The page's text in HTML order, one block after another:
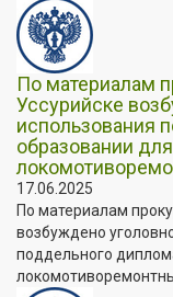
По материалам
Уссурийске
использования
образовании
17.06.2025
По материалам
возбуждено
поддельного